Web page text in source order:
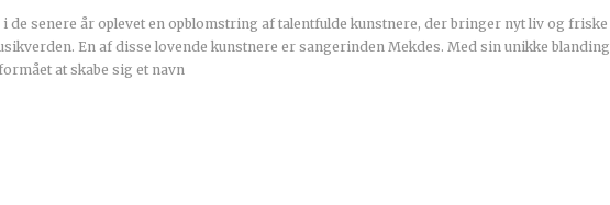
de senere år oplevet en opblomstring af talentfulde kunstnere, der bringer nyt liv og friske
En af disse lovende kunstnere er sangerinden Mekdes. Med sin unikke blanding
at skabe sig et navn